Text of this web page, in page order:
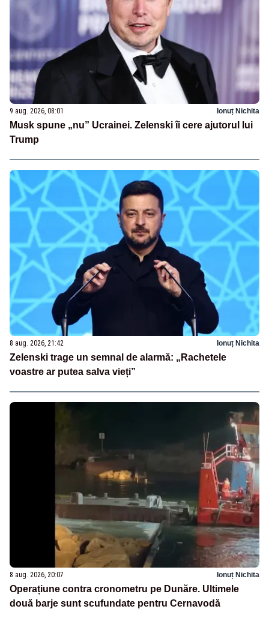
9 aug. 2026, 08:01 Ionuț Nichita
Musk spune „nu” Ucrainei. Zelenski îi cere ajutorul lui
Trump
8 aug. 2026, 21:42 Ionuț Nichita
Zelenski trage un semnal de alarmă: „Rachetele
voastre ar putea salva vieți”
8 aug. 2026, 20:07 Ionuț Nichita
Operațiune contra cronometru pe Dunăre. Ultimele
două barje sunt scufundate pentru Cernavodă